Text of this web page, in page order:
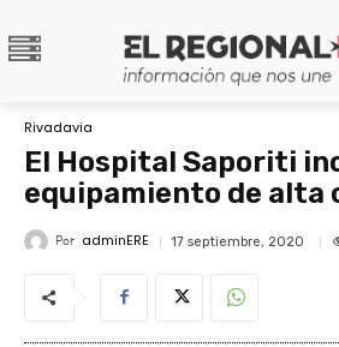
Rivadavia
El Hospital Saporiti
equipamiento de alta
Por adminERE 17 septiembre, 2020